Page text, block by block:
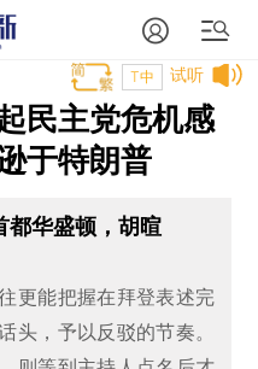
试听
T中
民主党危机感
于特朗普
都华盛顿，胡暄
更能把握在拜登表述完
头，予以反驳的节奏。